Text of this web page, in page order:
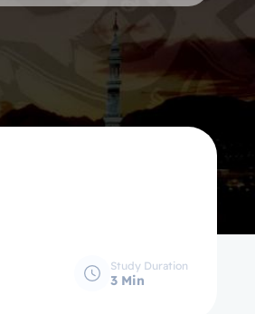
Study Duration
3 Min